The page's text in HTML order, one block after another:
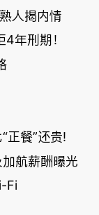
人揭内情
年刑期！
正餐”还贵!
航薪酬曝光
Fi